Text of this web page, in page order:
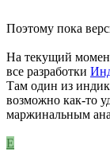
Поэтому пока
На текущий
все разработки
Там один из
возможно как-то
маржинальным
E